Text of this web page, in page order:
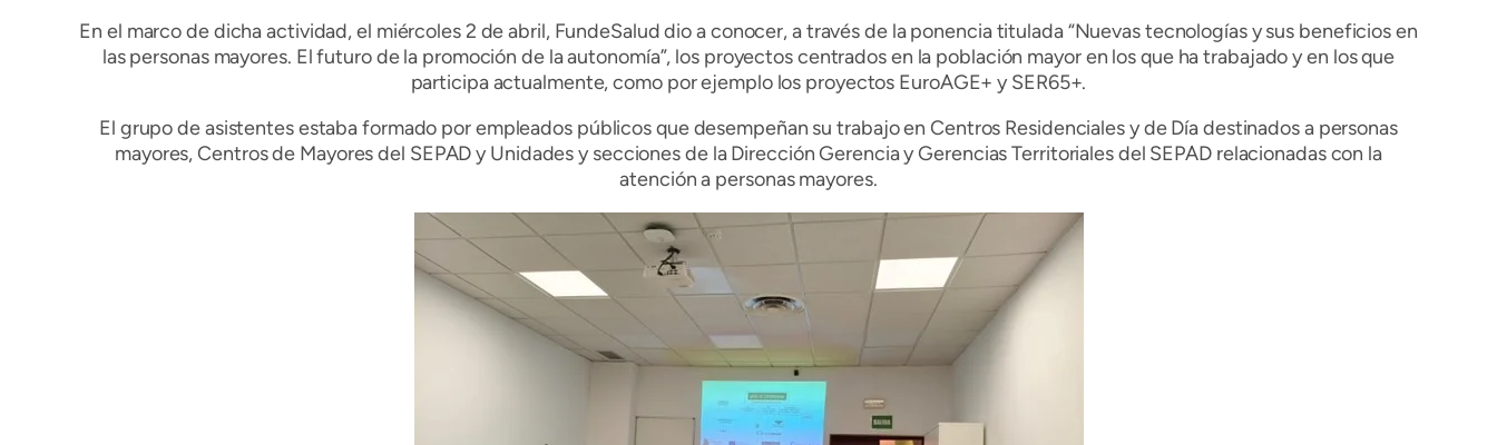
En el marco de dicha actividad, el miércoles 2 de abril, FundeSalud dio a conocer, a través de la ponencia titulada “Nuevas tecnologías y sus beneficios en
las personas mayores. El futuro de la promoción de la autonomía”, los proyectos centrados en la población mayor en los que ha trabajado y en los que
participa actualmente, como por ejemplo los proyectos EuroAGE+ y SER65+.
El grupo de asistentes estaba formado por empleados públicos que desempeñan su trabajo en Centros Residenciales y de Día destinados a personas
mayores, Centros de Mayores del SEPAD y Unidades y secciones de la Dirección Gerencia y Gerencias Territoriales del SEPAD relacionadas con la
atención a personas mayores.